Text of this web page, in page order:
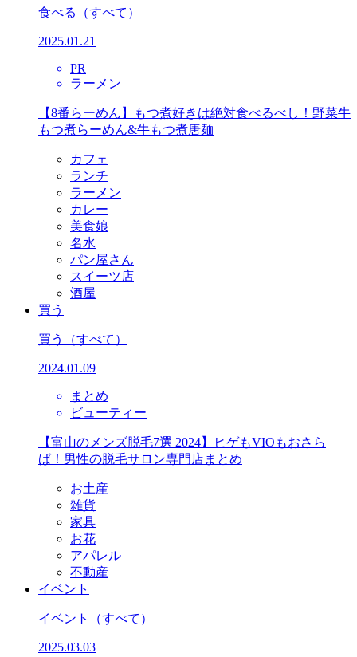
食べる （すべて）
2025.01.21
PR
ラーメン
【8番らーめん】もつ煮好きは絶対食べるべし！野菜牛
もつ煮らーめん&牛もつ煮唐麺
カフェ
ランチ
ラーメン
カレー
美食娘
名水
パン屋さん
スイーツ店
酒屋
買う
買う （すべて）
2024.01.09
まとめ
ビューティー
【富山のメンズ脱毛7選 2024】ヒゲもVIOもおさら
ば！男性の脱毛サロン専門店まとめ
お土産
雑貨
家具
お花
アパレル
不動産
イベント
イベント （すべて）
2025.03.03